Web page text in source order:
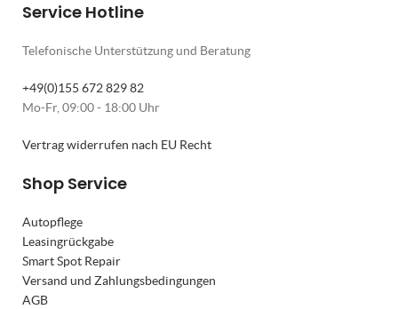
Service Hotline
Telefonische Unterstützung und Beratung
+49(0)155 672 829 82
Mo-Fr, 09:00 - 18:00 Uhr
Vertrag widerrufen nach EU Recht
Shop Service
Autopflege
Leasingrückgabe
Smart Spot Repair
Versand und Zahlungsbedingungen
AGB